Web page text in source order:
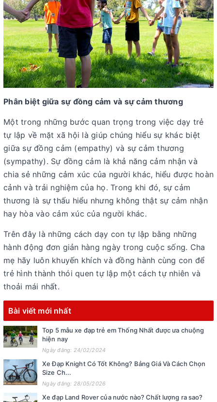
Phân biệt giữa sự đồng cảm và sự cảm thương
Một trong những bước quan trọng trong việc dạy trẻ
tự lập về mặt xã hội là giúp chúng hiểu sự khác biệt
giữa sự đồng cảm (empathy) và sự cảm thương
(sympathy). Sự đồng cảm là khả năng cảm nhận và
chia sẻ những cảm xúc của người khác, hiểu được hoàn
cảnh và trải nghiệm của họ. Trong khi đó, sự cảm
thương là sự thấu hiểu nhưng không thật sự cảm nhận
hay hòa vào cảm xúc của người khác.
Trên đây là những cách dạy con tự lập bằng những
hành động đơn giản hàng ngày trong cuộc sống. Cha
mẹ hãy luôn khuyến khích và đồng hành cùng con để
trẻ hình thành thói quen tự lập một cách tự nhiên và
thoải mái nhất.
Bài viết mới nhất
Top 5 mẫu xe đạp trẻ em Thống Nhất được ưa chuộng
hiện nay
Ngày đăng: 24/02/2024
Xe Đạp Knight Có Tốt Không? Bảng Giá Và Cách Chọn
Size Ch...
Ngày đăng: 28/05/2026
Xe đạp Land Rover của nước nào? Chất lượng ra sao?